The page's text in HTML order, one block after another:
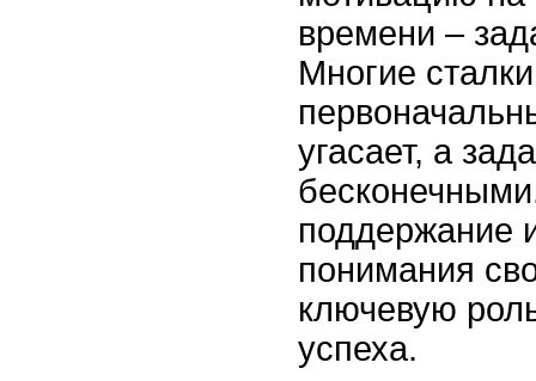
времени –
Многие
угасает, а
поддержание
понимания
ключевую
успеха.